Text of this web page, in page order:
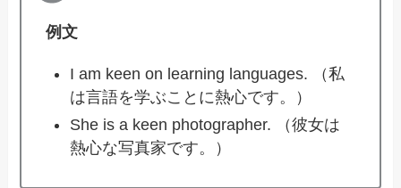
例文
I am keen on learning languages. （私
は言語を学ぶことに熱心です。）
She is a keen photographer. （彼女は
熱心な写真家です。）